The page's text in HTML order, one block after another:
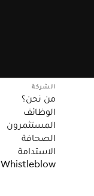
الشركة
من نحن؟
الوظائف
المستثمرون
الصحافة
الاستدامة
Whistleblow